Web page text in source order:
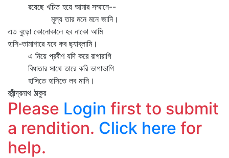
রয়েছে খচিত হয়ে আমার সম্মানে--
মূল্য তার মনে মনে জানি।
এত বুড়ো কোনোকালে হব নাকো আমি
হাসি-তামাশারে যবে কব ছ্যাব্‌লামি।
এ নিয়ে প্রবীণ যদি করে রাগারাগি
বিধাতার সাথে তারে করি ভাগাভাগি
হাসিতে হাসিতে লব মানি।
রবীন্দ্রনাথ ঠাকুর
Please Login first to submit
a rendition. Click here for
help.